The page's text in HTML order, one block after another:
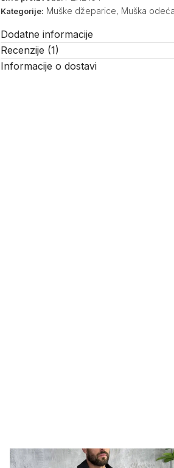
Kategorije: Muške džeparice, Muška
Dodatne informacije
Recenzije (1)
Informacije o dostavi